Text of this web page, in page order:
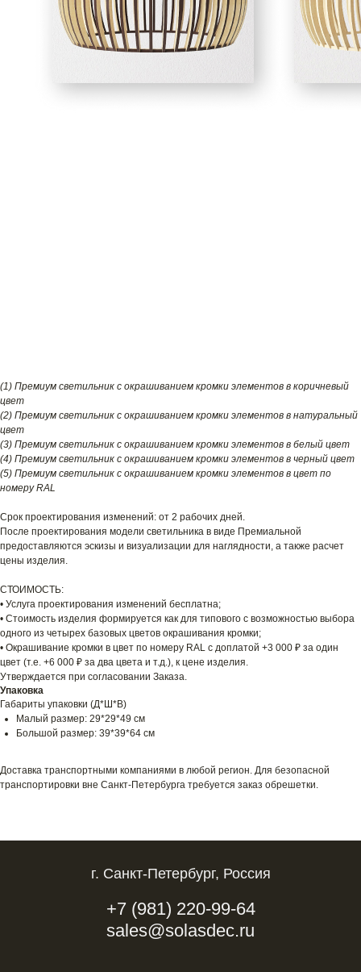
(1) Премиум светильник с окрашиванием кромки элементов в коричневый
цвет
(2) Премиум светильник с окрашиванием кромки элементов в натуральный
цвет
(3) Премиум светильник с окрашиванием кромки элементов в белый цвет
(4) Премиум светильник с окрашиванием кромки элементов в черный цвет
(5) Премиум светильник с окрашиванием кромки элементов в цвет по
номеру RAL
Срок проектирования изменений: от 2 рабочих дней.
После проектирования модели светильника в виде Премиальной
предоставляются эскизы и визуализации для наглядности, а также расчет
цены изделия.
СТОИМОСТЬ:
• Услуга проектирования изменений бесплатна;
• Стоимость изделия формируется как для типового с возможностью выбора
одного из четырех базовых цветов окрашивания кромки;
• Окрашивание кромки в цвет по номеру RAL с доплатой +3 000 ₽ за один
цвет (т.е. +6 000 ₽ за два цвета и т.д.), к цене изделия.
Утверждается при согласовании Заказа.
Упаковка
Габариты упаковки (Д*Ш*В)
Малый размер: 29*29*49 см
Большой размер: 39*39*64 см
Доставка транспортными компаниями в любой регион. Для безопасной
транспортировки вне Санкт-Петербурга требуется заказ обрешетки.
г. Санкт-Петербург, Россия
+7 (981) 220-99-64
sales@solasdec.ru